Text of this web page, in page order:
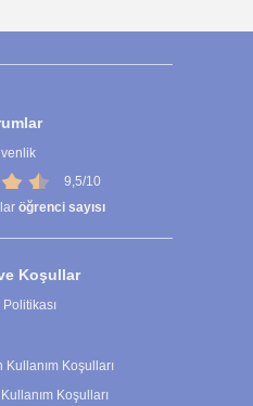
9,5/10
öğrenci sayısı
Koşullar
Koşulları
Koşulları